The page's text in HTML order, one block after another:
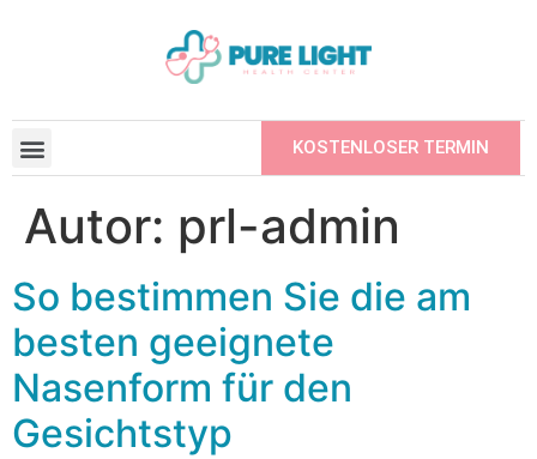
KOSTENLOSER TERMIN
Autor: prl-admin
So bestimmen Sie die am
besten geeignete
Nasenform für den
Gesichtstyp